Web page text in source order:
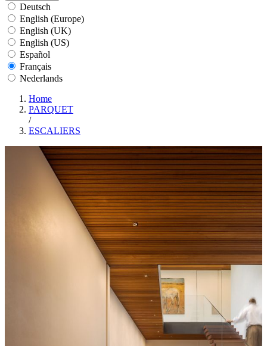
Deutsch
English (Europe)
English (UK)
English (US)
Español
Français
Nederlands
Home
PARQUET
/
ESCALIERS